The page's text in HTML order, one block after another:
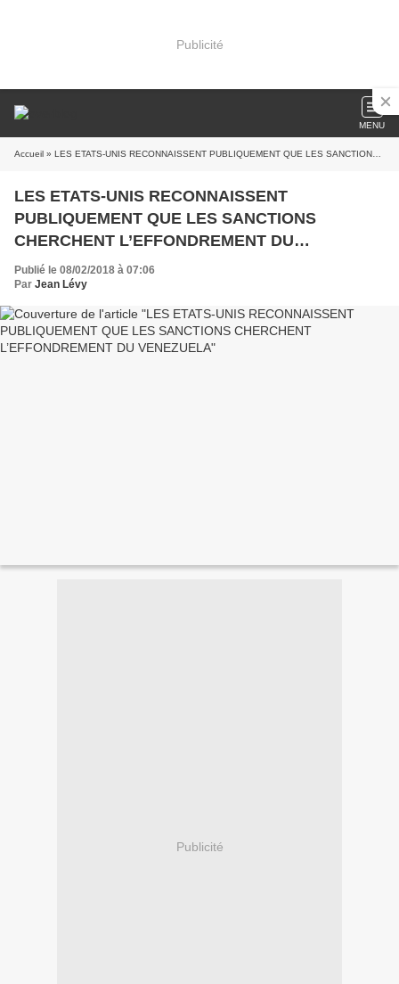
Publicité
MENU
Accueil » LES ETATS-UNIS RECONNAISSENT PUBLIQUEMENT QUE LES SANCTIONS CHERCHENT L’EFFONDREMENT DU VENEZUELA
LES ETATS-UNIS RECONNAISSENT
PUBLIQUEMENT QUE LES SANCTIONS
CHERCHENT L’EFFONDREMENT DU
VENEZUELA
Publié le 08/02/2018 à 07:06
Par Jean Lévy
Publicité